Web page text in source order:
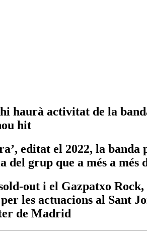
haurà activitat de la
hit
editat el 2022, la
grup que a més a més
out i el Gazpatxo
les actuacions al Sant
de Madrid